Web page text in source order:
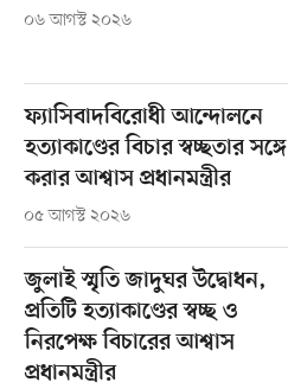
০৬ আগস্ট ২০২৬
ফ্যাসিবাদবিরোধী আন্দোলনে
হত্যাকাণ্ডের বিচার স্বচ্ছতার সঙ্গে
করার আশ্বাস প্রধানমন্ত্রীর
০৫ আগস্ট ২০২৬
জুলাই স্মৃতি জাদুঘর উদ্বোধন,
প্রতিটি হত্যাকাণ্ডের স্বচ্ছ ও
নিরপেক্ষ বিচারের আশ্বাস
প্রধানমন্ত্রীর